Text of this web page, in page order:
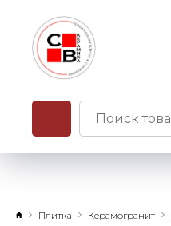
Плитка Керамогранит